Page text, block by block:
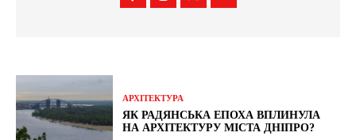
АРХІТЕКТУРА
ЯК РАДЯНСЬКА ЕПОХА ВПЛИНУЛА
НА АРХІТЕКТУРУ МІСТА ДНІПРО?